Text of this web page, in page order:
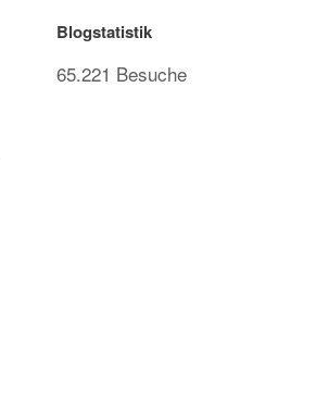
Blogstatistik
65.221 Besuche